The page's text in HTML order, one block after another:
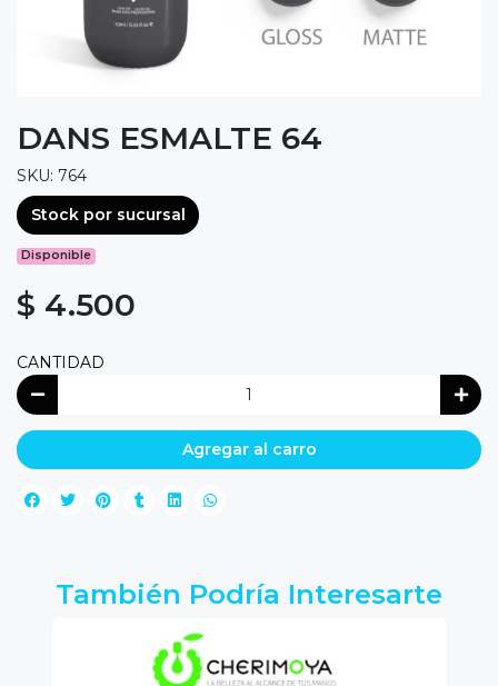
DANS ESMALTE 64
SKU: 764
Stock por sucursal
Disponible
$ 4.500
CANTIDAD
Agregar al carro
También Podría Interesarte